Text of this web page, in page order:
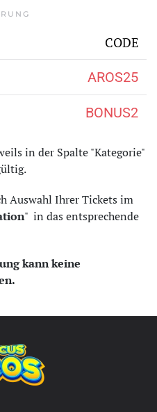
CODE
AROS25
BONUS2
in der Spalte "Kategorie"
Auswahl Ihrer Tickets im
" in das entsprechende
kann keine